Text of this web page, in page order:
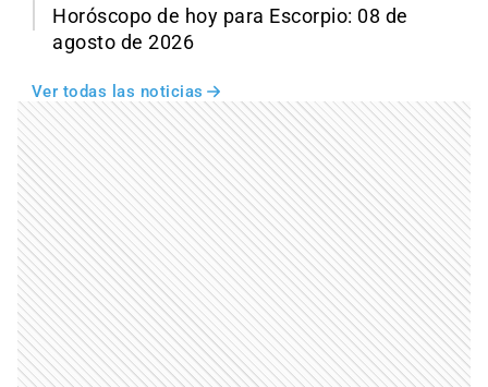
Horóscopo de hoy para Escorpio: 08 de
agosto de 2026
Ver todas las noticias